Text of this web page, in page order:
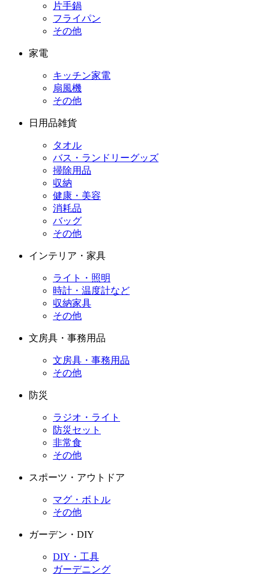
片手鍋
フライパン
その他
家電
キッチン家電
扇風機
その他
日用品雑貨
タオル
バス・ランドリーグッズ
掃除用品
収納
健康・美容
消耗品
バッグ
その他
インテリア・家具
ライト・照明
時計・温度計など
収納家具
その他
文房具・事務用品
文房具・事務用品
その他
防災
ラジオ・ライト
防災セット
非常食
その他
スポーツ・アウトドア
マグ・ボトル
その他
ガーデン・DIY
DIY・工具
ガーデニング